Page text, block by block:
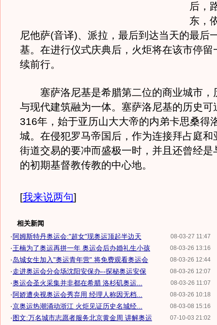
后，
东，
尼他萨(音译)、派拉，最后到达当天的最后
基。在进行仪式庆典后，火炬将在该市停留
续前行。
塞萨洛尼基是希腊第二位的商业城市，
与现代建筑融为一体。塞萨洛尼基的历史可
316年，始于亚历山大大帝的内弟卡思桑得
城。在侵犯罗马帝国后，作为连接拜占庭和
街道交易的要冲而盛极一时，并且还曾经是
的初期基督教传教的中心地。
[我来说两句]
相关新闻
08-03-27 11:47
· 阿姆斯特丹奥运会:"超女"现奥运顶起半边天
08-03-26 13:16
·王楠为了奥运再拼一年 奥运会后办婚礼生小孩
08-03-26 12:44
·岛城女生加入"奥运青年营" 将免费观看奥运会
08-03-26 12:07
·走进奥运会分会场沈阳安保办--探秘奥运安保
08-03-26 11:07
·奥运会圣火采集并非都在希腊 洛杉矶奥运...
08-03-26 10:18
· 阿娇遭央视奥运会秀弃用 经理人称因无档...
08-03-08 15:16
·京奥运热潮涌动浙江 火炬见证历史名城经...
07-10-03 21:02
·图文:万名城市志愿者服务北京黄金周 讲解奥运